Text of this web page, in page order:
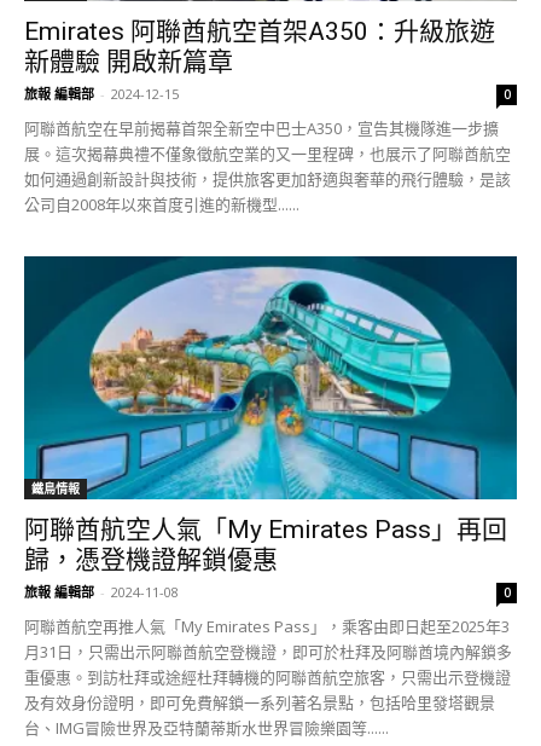
Emirates 阿聯酋航空首架A350：升級旅遊
新體驗 開啟新篇章
旅報 編輯部 - 2024-12-15 0
阿聯酋航空在早前揭幕首架全新空中巴士A350，宣告其機隊進一步擴
展。這次揭幕典禮不僅象徵航空業的又一里程碑，也展示了阿聯酋航空
如何通過創新設計與技術，提供旅客更加舒適與奢華的飛行體驗，是該
公司自2008年以來首度引進的新機型......
鐵鳥情報
阿聯酋航空人氣「My Emirates Pass」再回
歸，憑登機證解鎖優惠
旅報 編輯部 - 2024-11-08 0
阿聯酋航空再推人氣「My Emirates Pass」，乘客由即日起至2025年3
月31日，只需出示阿聯酋航空登機證，即可於杜拜及阿聯酋境內解鎖多
重優惠。到訪杜拜或途經杜拜轉機的阿聯酋航空旅客，只需出示登機證
及有效身份證明，即可免費解鎖一系列著名景點，包括哈里發塔觀景
台、IMG冒險世界及亞特蘭蒂斯水世界冒險樂園等......